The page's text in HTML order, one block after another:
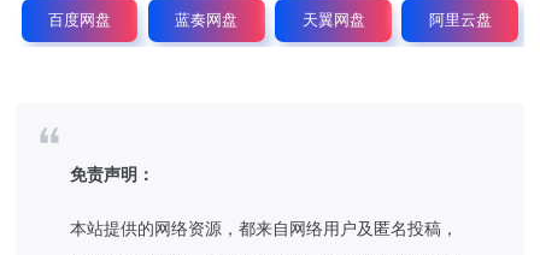
百度网盘 蓝奏网盘 天翼网盘 阿里云盘
免责声明：
本站提供的网络资源，都来自网络用户及匿名投稿，